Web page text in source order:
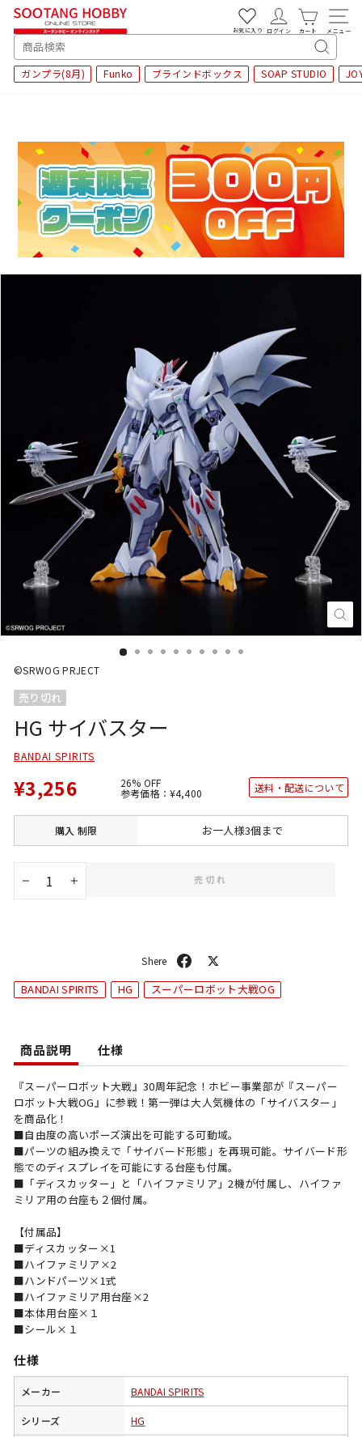
SEARCH
キ
ー
検
索
ガンプラ(8月) Funko ブラインドボックス SOAP STUDIO
お気に入り ログイン カート メニュー
閉
じ
©SRWOG PRJECT
売り切れ
HG サイバスター
BANDAI SPIRITS
¥3,256 26% OFF
参考価格：通
価
¥4,400
格
送料・配送について
購入 制限 お一人様3個まで
+
売切れ
シ
ア
ト
BANDAI SPIRITS HG スーパーロボット大戦OG
商品説明 仕様
『スーパーロボット大戦』30周年記念！ホビー事業部が『スーパー
ロボット大戦OG』に参戦！第一弾は大人気機体の「サイバスター」
を商品化！
■自由度の高いポーズ演出を可能する可動域。
■パーツの組み換えで「サイバード形態」を再現可能。サイバード形
態でのディスプレイを可能にする台座も付属。
■「ディスカッター」と「ハイファミリア」2機が付属し、ハイファ
ミリア用の台座も２個付属。
【付属品】
■ディスカッター×1
■ハイファミリア×2
■ハンドパーツ×1式
■ハイファミリア用台座×2
■本体用台座×１
■シール×１
仕様
メーカー BANDAI SPIRITS
シリーズ HG